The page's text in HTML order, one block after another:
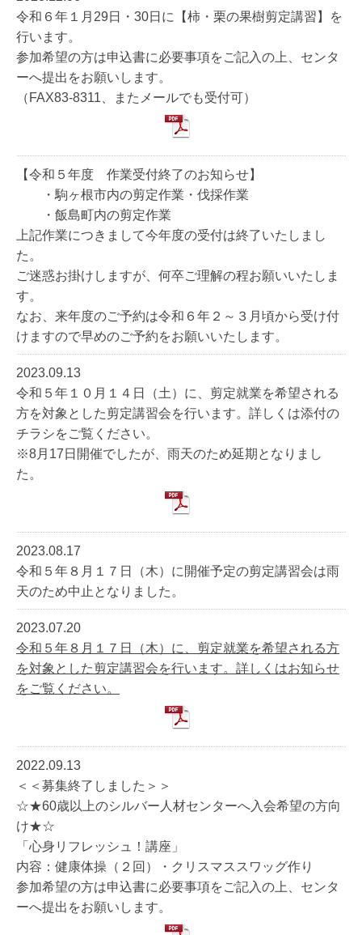
令和６年１月29日・30日に【柿・栗の果樹剪定講習】を
行います。
参加希望の方は申込書に必要事項をご記入の上、センタ
ーへ提出をお願いします。
（FAX83-8311、またメールでも受付可）
【令和５年度 作業受付終了のお知らせ】
・駒ヶ根市内の剪定作業・伐採作業
・飯島町内の剪定作業
上記作業につきまして今年度の受付は終了いたしまし
た。
ご迷惑お掛けしますが、何卒ご理解の程お願いいたしま
す。
なお、来年度のご予約は令和６年２～３月頃から受け付
けますので早めのご予約をお願いいたします。
2023.09.13
令和５年１０月１４日（土）に、剪定就業を希望される
方を対象とした剪定講習会を行います。詳しくは添付の
チラシをご覧ください。
※8月17日開催でしたが、雨天のため延期となりまし
た。
2023.08.17
令和５年８月１７日（木）に開催予定の剪定講習会は雨
天のため中止となりました。
2023.07.20
令和５年８月１７日（木）に、剪定就業を希望される方
を対象とした剪定講習会を行います。詳しくはお知らせ
をご覧ください。
2022.09.13
＜＜募集終了しました＞＞
☆★60歳以上のシルバー人材センターへ入会希望の方向
け★☆
「心身リフレッシュ！講座」
内容：健康体操（２回）・クリスマススワッグ作り
参加希望の方は申込書に必要事項をご記入の上、センタ
ーへ提出をお願いします。